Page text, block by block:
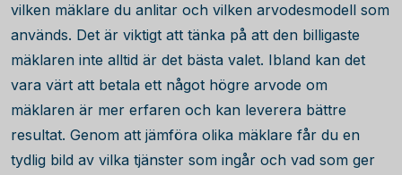
vilken mäklare du anlitar och vilken arvodesmodell som
används. Det är viktigt att tänka på att den billigaste
mäklaren inte alltid är det bästa valet. Ibland kan det
vara värt att betala ett något högre arvode om
mäklaren är mer erfaren och kan leverera bättre
resultat. Genom att jämföra olika mäklare får du en
tydlig bild av vilka tjänster som ingår och vad som ger